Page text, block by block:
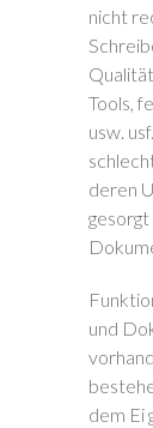
nicht
Tools,
usw.
deren
gesorgt
und
dem Ei